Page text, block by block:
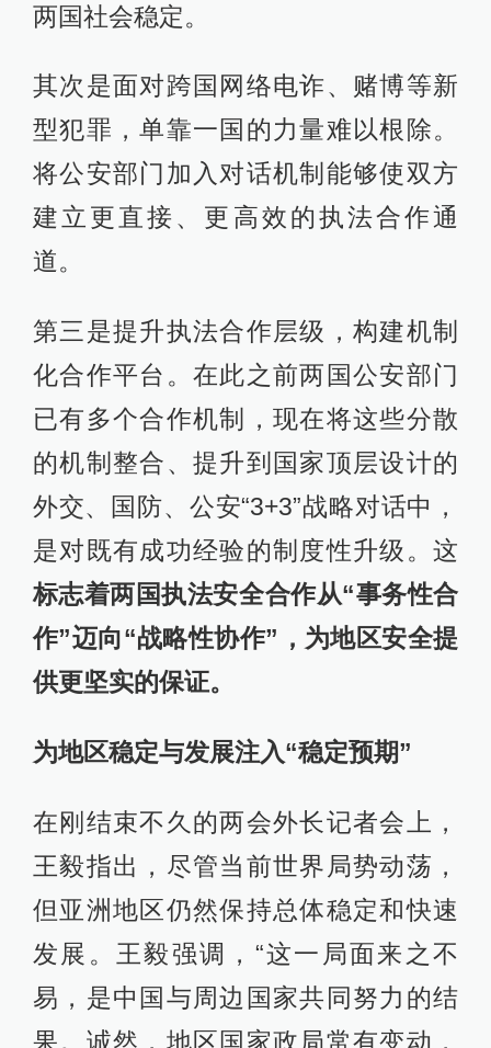
两国社会稳定。
其次是面对跨国网络电诈、赌博等新
型犯罪，单靠一国的力量难以根除。
将公安部门加入对话机制能够使双方
建立更直接、更高效的执法合作通
道。
第三是提升执法合作层级，构建机制
化合作平台。在此之前两国公安部门
已有多个合作机制，现在将这些分散
的机制整合、提升到国家顶层设计的
外交、国防、公安“3+3”战略对话中，
是对既有成功经验的制度性升级。这
标志着两国执法安全合作从“事务性合
作”迈向“战略性协作”，为地区安全提
供更坚实的保证。
为地区稳定与发展注入“稳定预期”
在刚结束不久的两会外长记者会上，
王毅指出，尽管当前世界局势动荡，
但亚洲地区仍然保持总体稳定和快速
发展。王毅强调，“这一局面来之不
易，是中国与周边国家共同努力的结
果。诚然，地区国家政局常有变动，